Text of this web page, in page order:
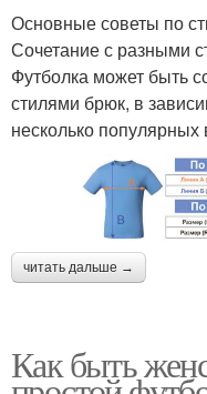
Основные советы по
Сочетание с разными
Футболка может быть
стилями брюк, в
несколько популярных
читать дальше →
Как быть